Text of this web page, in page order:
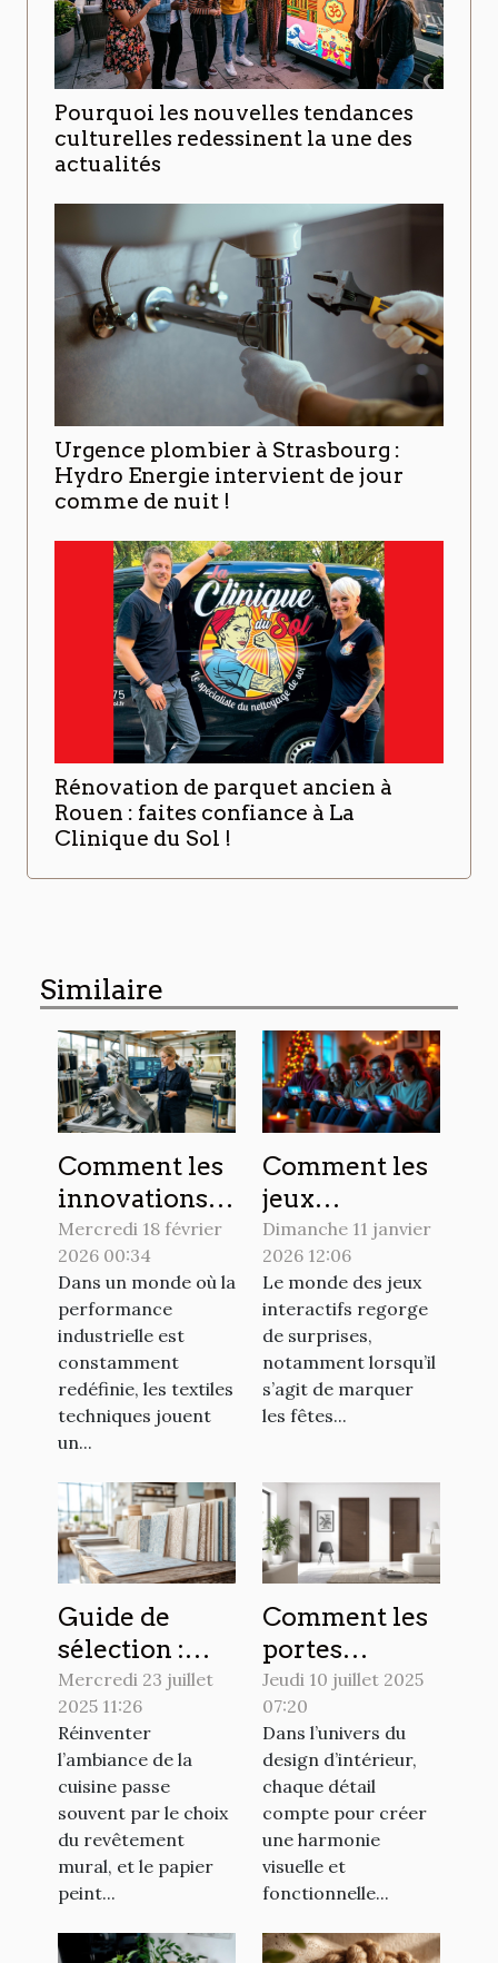
Pourquoi les nouvelles tendances
culturelles redessinent la une des
actualités
Urgence plombier à Strasbourg :
Hydro Energie intervient de jour
comme de nuit !
Rénovation de parquet ancien à
Rouen : faites confiance à La
Clinique du Sol !
Similaire
Comment les
innovations
en textiles
techniques
transforment-
elles le
secteur
industriel ?
Mercredi 18 février
2026 00:34
Dans un monde où la
performance
industrielle est
constamment
redéfinie, les textiles
techniques jouent
un...
Comment les
jeux
interactifs
célèbrent-ils
les fêtes
mondiales ?
Dimanche 11 janvier
2026 12:06
Le monde des jeux
interactifs regorge
de surprises,
notamment lorsqu’il
s’agit de marquer
les fêtes...
Guide de
sélection :
choisir le
papier peint
idéal pour
votre cuisine
Mercredi 23 juillet
2025 11:26
Réinventer
l’ambiance de la
cuisine passe
souvent par le choix
du revêtement
mural, et le papier
peint...
Comment les
portes
affleurantes
transforment-
elles
l'esthétique
intérieure ?
Jeudi 10 juillet 2025
07:20
Dans l’univers du
design d’intérieur,
chaque détail
compte pour créer
une harmonie
visuelle et
fonctionnelle...